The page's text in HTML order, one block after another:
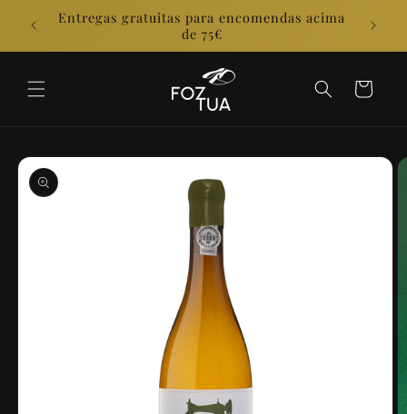
Skip to
content
Entregas gratuitas para encomendas acima
de 75€
Cart
Skip to
product
information